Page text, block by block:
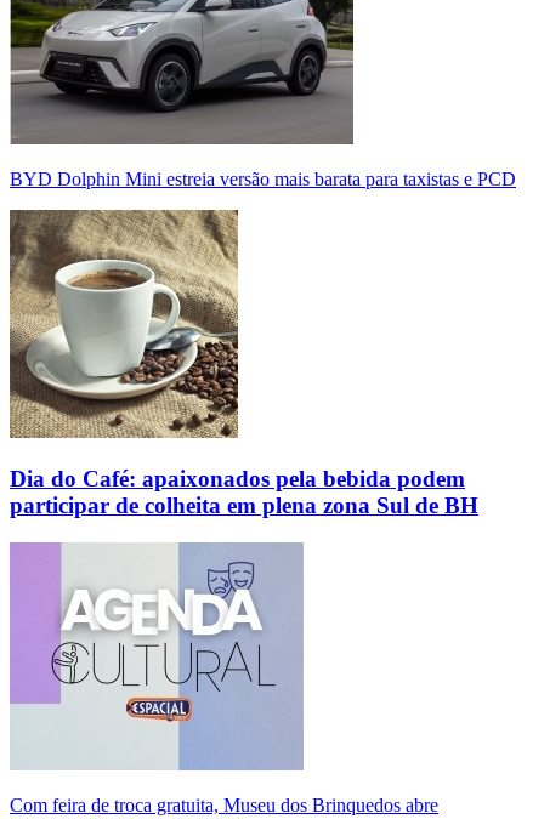
BYD Dolphin Mini estreia versão mais barata para taxistas e PCD
Dia do Café: apaixonados pela bebida podem
participar de colheita em plena zona Sul de BH
Com feira de troca gratuita, Museu dos Brinquedos abre